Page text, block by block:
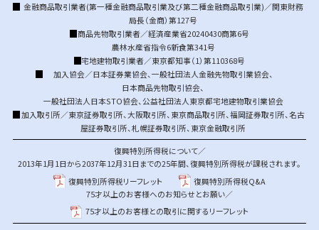
金融商品取引業者(第一種金融商品取引業及び第二種金融商品取引業)／関東財務
局長（金商）第127号
商品先物取引業者／経済産業省20240430商第6号
農林水産省指令6新食第341号
宅地建物取引業者／東京都知事（1）第110368号
加入協会／日本証券業協会、 一般社団法人金融先物取引業協会、
日本商品先物取引協会、
一般社団法人日本STO協会、 公益社団法人東京都宅地建物取引業協会
加入取引所／東京証券取引所、大阪取引所、 東京商品取引所、福岡証券取引所、名古
屋証券取引所、札幌証券取引所、 東京金融取引所
復興特別所得税について／
2013年1月1日から2037年12月31日までの25年間、復興特別所得税が課税されます。
復興特別所得税リーフレット
復興特別所得税Q&A
75才以上のお客様へのお知らせとお願い／
75才以上のお客様との取引に関するリーフレット